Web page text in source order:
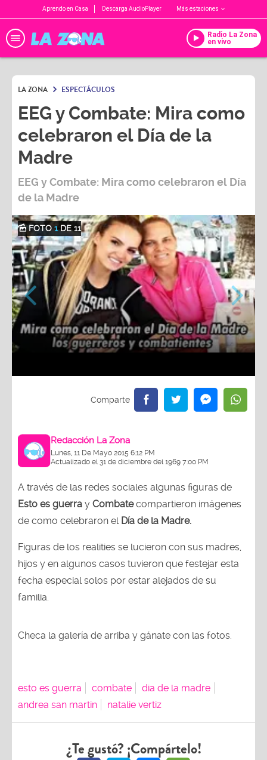
Aprendo en Casa Descarga AudioPlayer Más estaciones
Radio La Zona
en vivo
LA ZONA ESPECTÁCULOS
EEG y Combate: Mira como
celebraron el Día de la
Madre
EEG y Combate: Mira como celebraron el Día
de la Madre
FOTO 1DE 11
Redacción La Zona
Lunes, 11 De Mayo 2015 6:12 PM
Actualizado el 31 de diciembre del 1969 7:00 PM
A través de las redes sociales algunas figuras de
Esto es guerra y Combatecompartieron imágenes
de como celebraron el Día de la Madre.
Figuras de los realities se lucieron con sus madres,
hijos y en algunos casos tuvieron que festejar esta
fecha especial solos por estar alejados de su
familia.
Checa la galería de arriba y gánate con las fotos.
esto es guerra combate
dia de la madre
andrea san martin
natalie vertiz
¿Te gustó? ¡Compártelo!